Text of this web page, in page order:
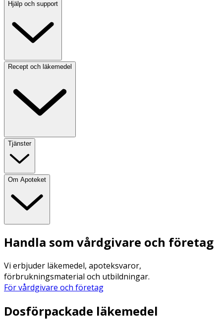
Hjälp och support
Recept och läkemedel
Tjänster
Om Apoteket
Handla som vårdgivare och företag
Vi erbjuder läkemedel, apoteksvaror,
förbrukningsmaterial och utbildningar.
För vårdgivare och företag
Dosförpackade läkemedel